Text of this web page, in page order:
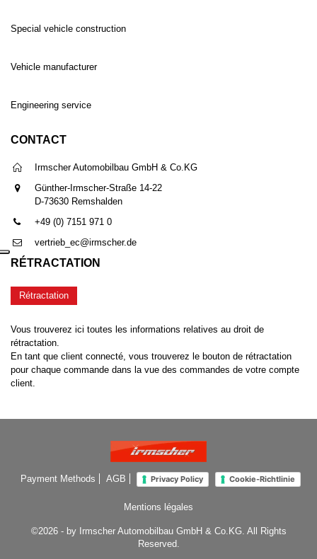
Special vehicle construction
Vehicle manufacturer
Engineering service
CONTACT
Irmscher Automobilbau GmbH & Co.KG
Günther-Irmscher-Straße 14-22
D-73630 Remshalden
+49 (0) 7151 971 0
vertrieb_ec@irmscher.de
RÉTRACTATION
Rétractation
Vous trouverez ici toutes les informations relatives au droit de
rétractation.
En tant que client connecté, vous trouverez le bouton de rétractation
pour chaque commande dans la vue des commandes de votre compte
client.
Payment Methods AGB Privacy Policy Cookie-Richtlinie
Mentions légales
©2026 - by Irmscher Automobilbau GmbH & Co.KG. All Rights
Reserved.